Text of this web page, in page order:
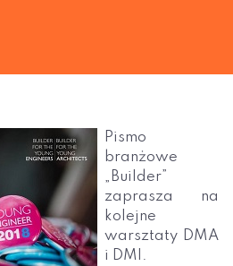
Pismo
branżowe
„Builder”
zaprasza na
kolejne
warsztaty DMA
i DMI.